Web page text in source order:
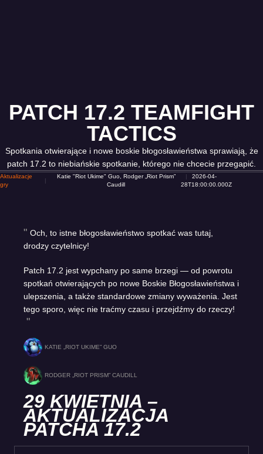
PATCH 17.2 TEAMFIGHT
TACTICS
Spotkania otwierające i nowe boskie błogosławieństwa sprawiają, że
patch 17.2 to niebiańskie spotkanie, którego nie chcecie przegapić.
Aktualizacje
gry
Katie "Riot Ukime" Guo, Rodger „Riot Prism”
Caudill
2026-04-
28T18:00:00.000Z
Och, to istne błogosławieństwo spotkać was tutaj,
drodzy czytelnicy!
Patch 17.2 jest wypchany po same brzegi — od powrotu
spotkań otwierających po nowe Boskie Błogosławieństwa i
ulepszenia, a także standardowe zmiany wyważenia. Jest
tego sporo, więc nie traćmy czasu i przejdźmy do rzeczy!
KATIE „RIOT UKIME” GUO
RODGER „RIOT PRISM” CAUDILL
29 KWIETNIA –
AKTUALIZACJA
PATCHA 17.2